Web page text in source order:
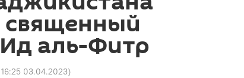
аль-Фитр
16:25 03.04.2023)